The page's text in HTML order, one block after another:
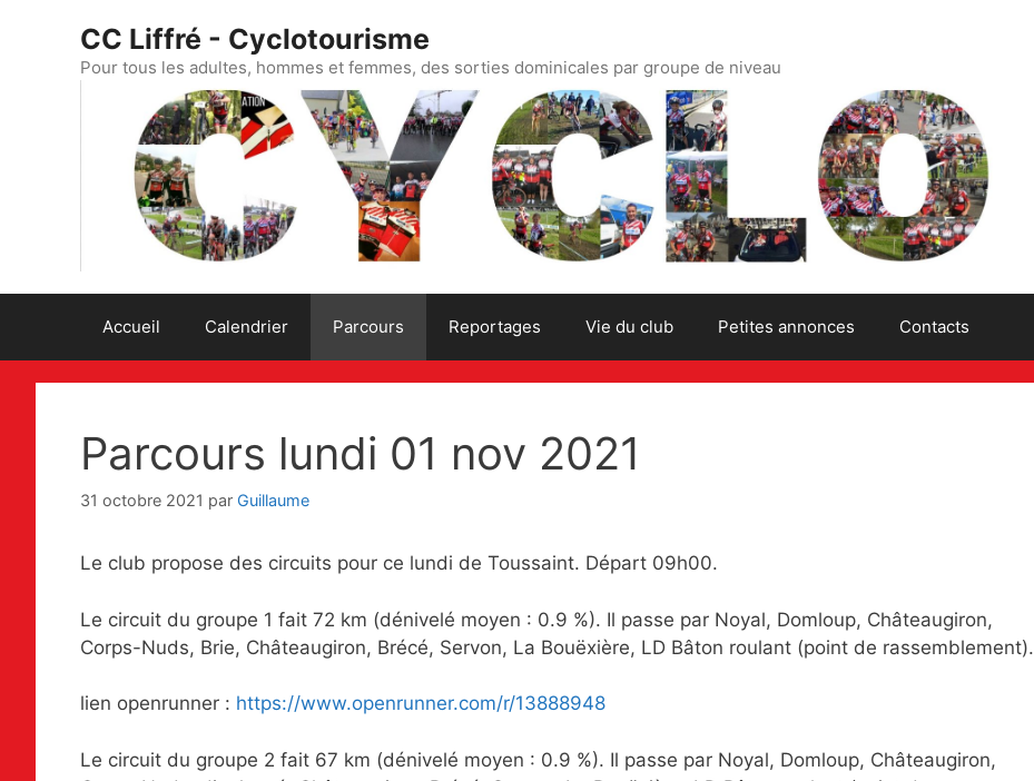
CC Liffré - Cyclotourisme
Pour tous les adultes, hommes et femmes, des sorties dominicales par groupe de niveau
Accueil Calendrier Parcours Reportages Vie du club Petites annonces Contacts
Parcours lundi 01 nov 2021
31 octobre 2021 par Guillaume
Le club propose des circuits pour ce lundi de Toussaint. Départ 09h00.
Le circuit du groupe 1 fait 72 km (dénivelé moyen : 0.9 %). Il passe par Noyal, Domloup, Châteaugiron,
Corps-Nuds, Brie, Châteaugiron, Brécé, Servon, La Bouëxière, LD Bâton roulant (point de rassemblement).
lien openrunner : https://www.openrunner.com/r/13888948
Le circuit du groupe 2 fait 67 km (dénivelé moyen : 0.9 %). Il passe par Noyal, Domloup, Châteaugiron,